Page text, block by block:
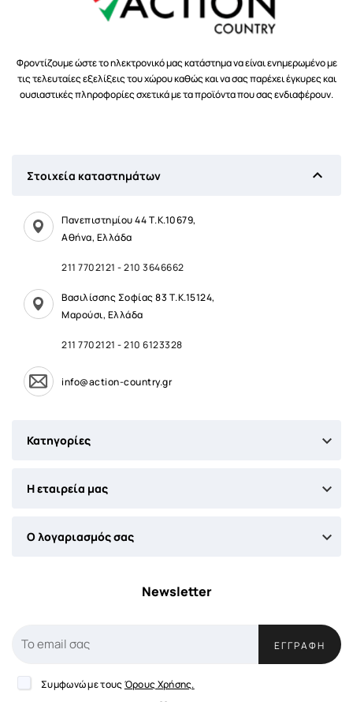
Φροντίζουμε ώστε το ηλεκτρονικό μας κατάστημα να είναι ενημερωμένο με
τις τελευταίες εξελίξεις του χώρου καθώς και να σας παρέχει έγκυρες και
ουσιαστικές πληροφορίες σχετικά με τα προϊόντα που σας ενδιαφέρουν.
Στοιχεία καταστημάτων 
Πανεπιστημίου 44 Τ.Κ.10679,
Αθήνα, Ελλάδα
211 7702121 -210 3646662
Βασιλίσσης Σοφίας 83 Τ.Κ.15124,
Μαρούσι, Ελλάδα
211 7702121 -210 6123328
info@action-country.gr
Κατηγορίες 
Η εταιρεία μας 
Ο λογαριασμός σας 
Newsletter
ΕΓΓΡΑΦΉ
Συμφωνώ με τους Όρους Χρήσης.